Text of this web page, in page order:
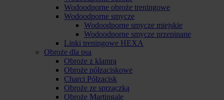
Wodoodporne obroże treningowe
Wodoodporne smycze
Wodoodporne smycze miejskie
Wodoodporne smycze przepinane
Linki treningowe HEXA
Obroże dla psa
Obroże z klamrą
Obroże półzaciskowe
Charci Półzacisk
Obroże ze sprzączką
Obroże Martingale